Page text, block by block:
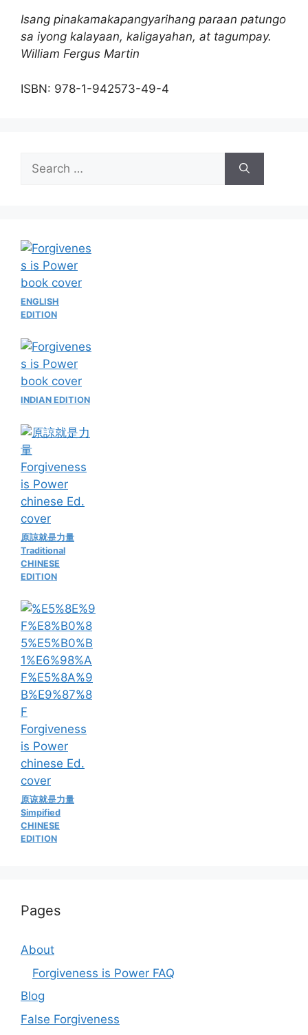
Isang pinakamakapangyarihang paraan patungo
sa iyong kalayaan, kaligayahan, at tagumpay.
William Fergus Martin
ISBN: 978-1-942573-49-4
for:
ENGLISH
EDITION
INDIAN EDITION
原諒就是力量
Traditional
CHINESE
EDITION
原谅就是力量
Simpified
CHINESE
EDITION
Pages
About
Forgiveness is Power FAQ
Blog
False Forgiveness